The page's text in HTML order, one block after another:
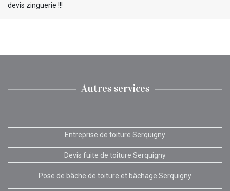
devis zinguerie !!!
Autres services
Entreprise de toiture Serquigny
Devis fuite de toiture Serquigny
Pose de bâche de toiture et bâchage Serquigny